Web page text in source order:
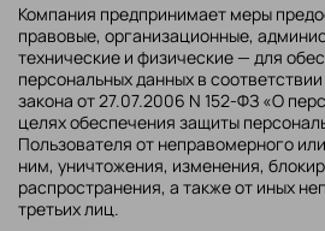
Компания предпринимает меры
правовые, организационные,
технические и физические — для
персональных данных в
закона от 27.07.2006 N 152-ФЗ «О
целях обеспечения защиты
Пользователя от неправомерного
ним, уничтожения, изменения,
распространения, а также от иных
третьих лиц.